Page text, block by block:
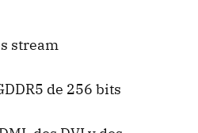
stream
de 256 bits